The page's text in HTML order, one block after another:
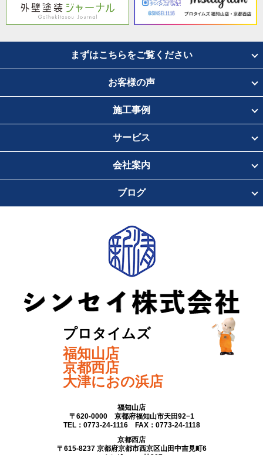
まずはこちらをご覧ください
お客様の声
施工事例
サービス
会社案内
ブログ
プロタイムズ
福知山店
京都西店
大津におの浜店
福知山店
〒620-0000 京都府福知山市天田92−1
TEL：0773-24-1116 FAX：0773-24-1118
京都西店
〒615-8237 京都府京都市西京区山田中吉見町6